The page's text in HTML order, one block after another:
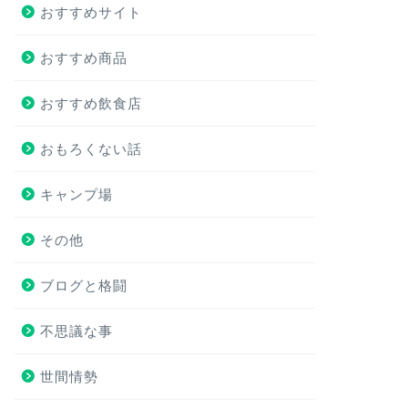
おすすめサイト
おすすめ商品
おすすめ飲食店
おもろくない話
キャンプ場
その他
ブログと格闘
不思議な事
世間情勢